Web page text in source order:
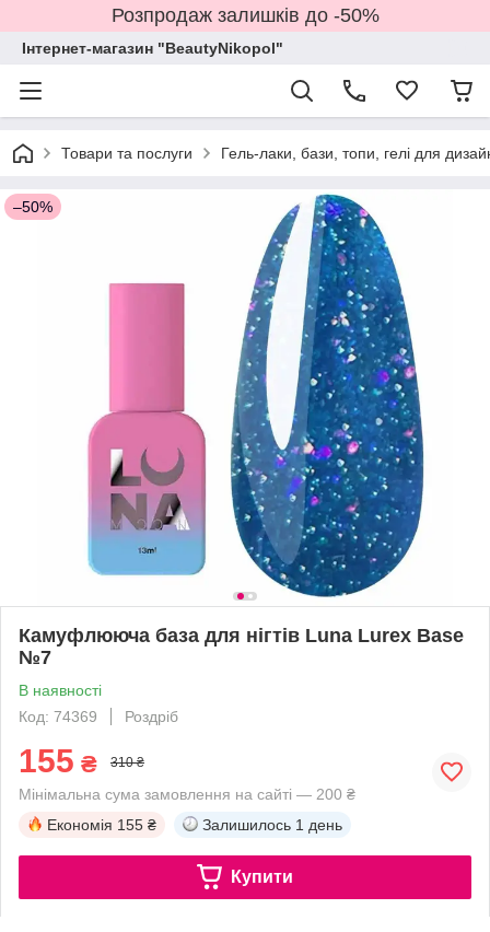
Розпродаж залишків до -50%
Інтернет-магазин "BeautyNikopol"
Товари та послуги Гель-лаки, бази, топи, гелі для
–50%
Камуфлююча база для нігтів Luna Lurex Base
№7
В наявності
Код: 74369
Роздріб
155 ₴ 310 ₴
Мінімальна сума замовлення на сайті — 200 ₴
Економія 155 ₴ Залишилось 1 день
Купити